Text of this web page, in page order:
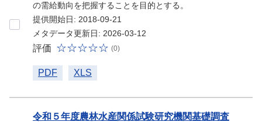
の需給動向を把握することを目的とする。
提供開始日: 2018-09-21
メタデータ更新日: 2026-03-12
評価 (0)
PDF XLS
令和５年度農林水産関係試験研究機関基礎調査